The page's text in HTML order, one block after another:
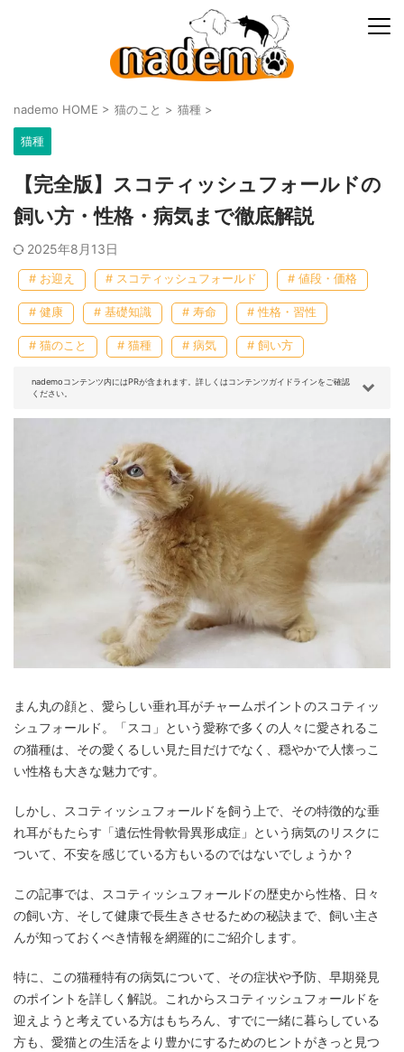
nademo HOME > 猫のこと > 猫種 >
猫種
【完全版】スコティッシュフォールドの
飼い方・性格・病気まで徹底解説
2025年8月13日
# お迎え # スコティッシュフォールド # 値段・価格
# 健康 # 基礎知識 # 寿命 # 性格・習性
# 猫のこと # 猫種 # 病気 # 飼い方
nademoコンテンツ内にはPRが含まれます。詳しくはコンテンツガイドラインをご確認
ください。
まん丸の顔と、愛らしい垂れ耳がチャームポイントのスコティッ
シュフォールド。「スコ」という愛称で多くの人々に愛されるこ
の猫種は、その愛くるしい見た目だけでなく、穏やかで人懐っこ
い性格も大きな魅力です。
しかし、スコティッシュフォールドを飼う上で、その特徴的な垂
れ耳がもたらす「遺伝性骨軟骨異形成症」という病気のリスクに
ついて、不安を感じている方もいるのではないでしょうか？
この記事では、スコティッシュフォールドの歴史から性格、日々
の飼い方、そして健康で長生きさせるための秘訣まで、飼い主さ
んが知っておくべき情報を網羅的にご紹介します。
特に、この猫種特有の病気について、その症状や予防、早期発見
のポイントを詳しく解説。これからスコティッシュフォールドを
迎えようと考えている方はもちろん、すでに一緒に暮らしている
方も、愛猫との生活をより豊かにするためのヒントがきっと見つ